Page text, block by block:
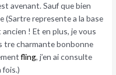
avenant. Sauf que bien
(Sartre represente a la base
! Et en plus, je vous
tre charmante bonbonne
fling, j’en ai consulte
fois.)